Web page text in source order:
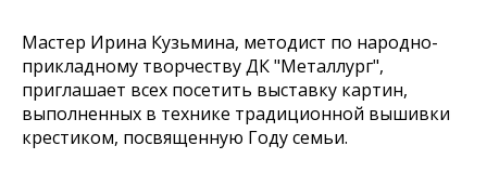
Мастер Ирина Кузьмина, методист по народно-
прикладному творчеству ДК "Металлург",
приглашает всех посетить выставку картин,
выполненных в технике традиционной вышивки
крестиком, посвященную Году семьи.